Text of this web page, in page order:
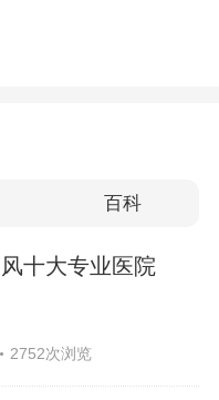
百科
十大专业医院
2752次浏览